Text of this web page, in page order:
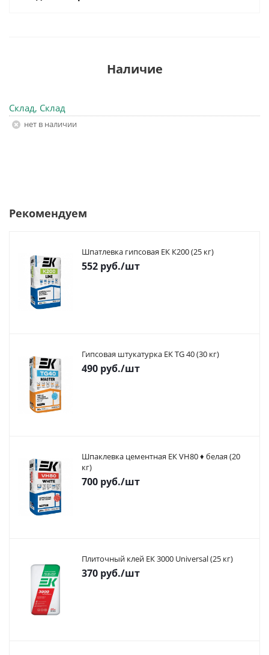
Наличие
Склад, Склад
Нет в наличии
Рекомендуем
Шпатлевка гипсовая ЕК К200 (25 кг)
552 руб./шт
Гипсовая штукатурка ЕК TG 40 (30 кг)
490 руб./шт
Шпаклевка цементная ЕК VH80 ♦ белая (20
кг)
700 руб./шт
Плиточный клей ЕК 3000 Universal (25 кг)
370 руб./шт